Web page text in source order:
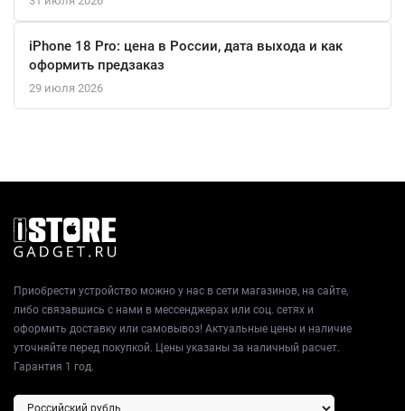
iPhone 18 Pro: цена в России, дата выхода и как
оформить предзаказ
29 июля 2026
Приобрести устройство можно у нас в сети магазинов, на сайте,
либо связавшись с нами в мессенджерах или соц. сетях и
оформить доставку или самовывоз! Актуальные цены и наличие
уточняйте перед покупкой. Цены указаны за наличный расчет.
Гарантия 1 год.